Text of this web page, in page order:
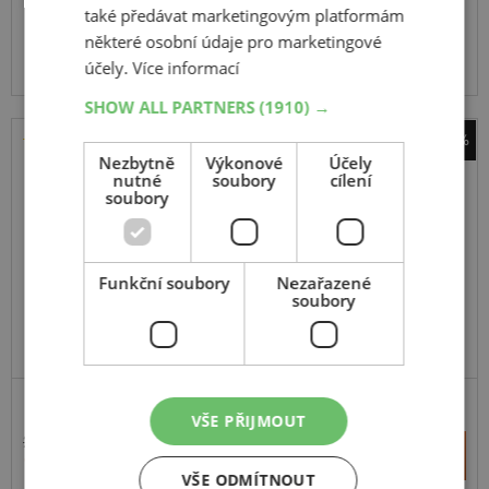
SKLADEM Expedujeme příští prac. den
Na prodejně v Opavě do 2 dnů.
Centrální sklad 20 ks.
-44%
Sebring
Summer 3
45
AKCE
2 511 Kč
+
také předávat marketingovým platformám
některé osobní údaje pro marketingové
účely.Více informací
SHOW ALL PARTNERS(1910) →
Nezbytně
nutné
soubory
Výkonové
soubory
Účely
cílení
Funkční soubory
Nezařazené
soubory
VŠE PŘIJMOUT
VŠE ODMÍTNOUT